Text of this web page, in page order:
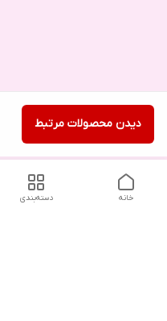
دیدن محصولات مرتبط
دسته‌بندی خانه